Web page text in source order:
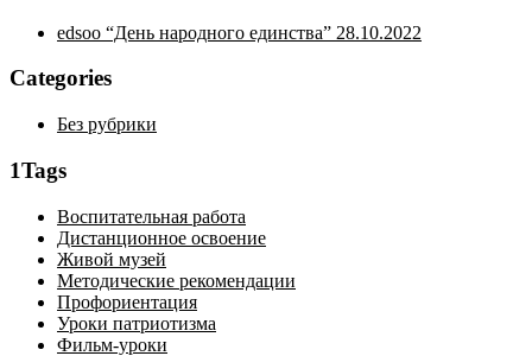
edsoo “День народного единства” 28.10.2022
Categories
Без рубрики
1Tags
Воспитательная работа
Дистанционное освоение
Живой музей
Методические рекомендации
Профориентация
Уроки патриотизма
Фильм-уроки